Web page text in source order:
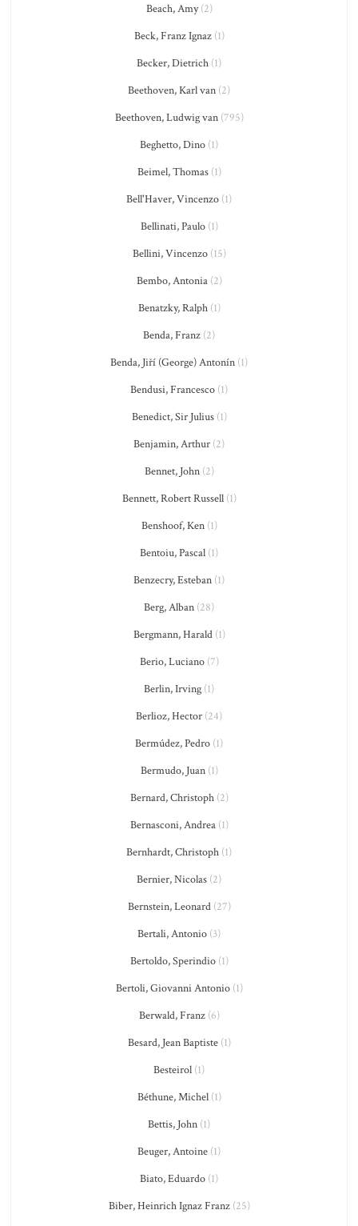
Beach, Amy(2)
Beck, Franz Ignaz(1)
Becker, Dietrich (1)
Beethoven, Karl van (2)
Beethoven, Ludwig van(795)
Beghetto, Dino (1)
Beimel, Thomas(1)
Bell'Haver, Vincenzo (1)
Bellinati, Paulo(1)
Bellini, Vincenzo(15)
Bembo, Antonia(2)
Benatzky, Ralph(1)
Benda, Franz (2)
Benda, Jiří (George) Antonín (1)
Bendusi, Francesco (1)
Benedict, Sir Julius(1)
Benjamin, Arthur (2)
Bennet, John(2)
Bennett, Robert Russell(1)
Benshoof, Ken(1)
Bentoiu, Pascal (1)
Benzecry, Esteban (1)
Berg, Alban (28)
Bergmann, Harald(1)
Berio, Luciano(7)
Berlin, Irving (1)
Berlioz, Hector (24)
Bermúdez, Pedro (1)
Bermudo, Juan(1)
Bernard, Christoph(2)
Bernasconi, Andrea(1)
Bernhardt, Christoph (1)
Bernier, Nicolas (2)
Bernstein, Leonard(27)
Bertali, Antonio (3)
Bertoldo, Sperindio(1)
Bertoli, Giovanni Antonio(1)
Berwald, Franz(6)
Besard, Jean Baptiste(1)
Besteirol (1)
Béthune, Michel(1)
Bettis, John (1)
Beuger, Antoine (1)
Biato, Eduardo (1)
Biber, Heinrich Ignaz Franz(25)